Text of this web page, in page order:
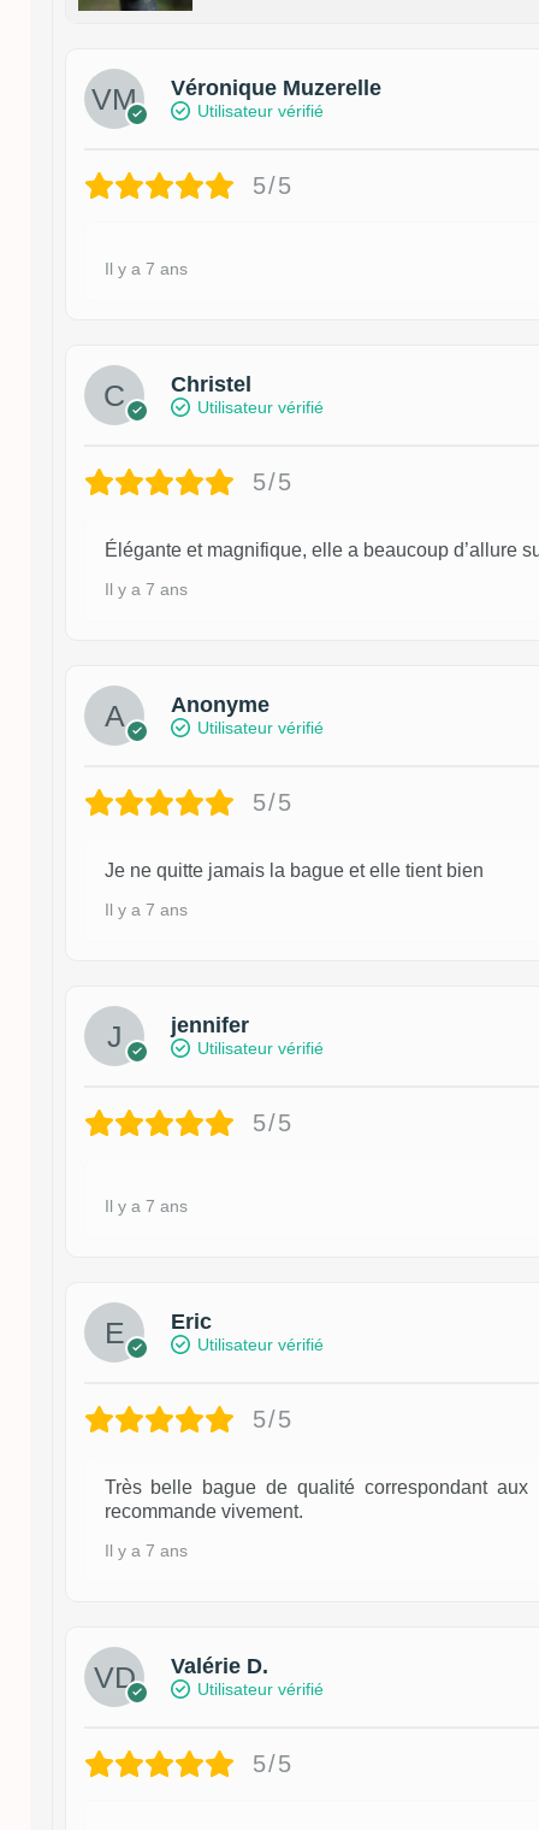
Véronique Muzerelle
Utilisateur vérifié
5/5
Il y a 7 ans
Christel
Utilisateur vérifié
5/5
Élégante et magnifique, elle a beaucoup d’allure
Il y a 7 ans
Anonyme
Utilisateur vérifié
5/5
Je ne quitte jamais la bague et elle tient bien
Il y a 7 ans
jennifer
Utilisateur vérifié
5/5
Il y a 7 ans
Eric
Utilisateur vérifié
5/5
Très belle bague de qualité correspondant
recommande vivement.
Il y a 7 ans
Valérie D.
Utilisateur vérifié
5/5